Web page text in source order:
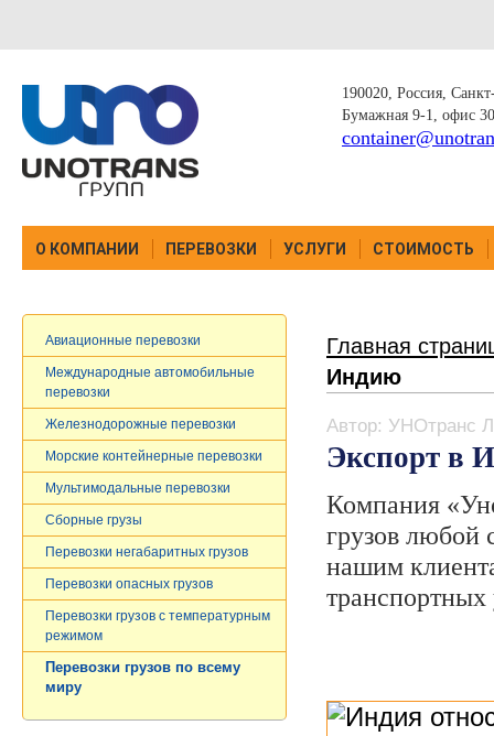
190020, Россия,
Бумажная 9-1, офис
О КОМПАНИИ ПЕРЕВОЗКИ УСЛУГИ СТОИМОСТЬ
Главная
Индию
Автор: УНОтранс
Экспорт в
Компания
грузов любой
нашим
транспортных
Авиационные перевозки
Международные автомобильные
перевозки
Железнодорожные перевозки
Морские контейнерные перевозки
Мультимодальные перевозки
Сборные грузы
Перевозки негабаритных грузов
Перевозки опасных грузов
Перевозки грузов c температурным
режимом
Перевозки грузов по всему
миру